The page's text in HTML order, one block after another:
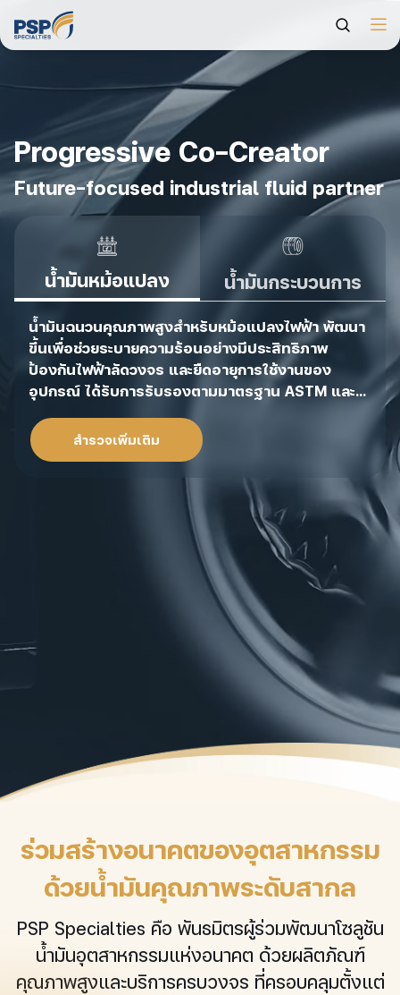
Progressive Co-Creator
Future-focused industrial fluid partner
น้ำมันหม้อแปลง น้ำมันกระบวนการ
น้ำมันฉนวนคุณภาพสูงสำหรับหม้อแปลงไฟฟ้า พัฒนา
ขึ้นเพื่อช่วยระบายความร้อนอย่างมีประสิทธิภาพ
ป้องกันไฟฟ้าลัดวงจร และยืดอายุการใช้งานของ
อุปกรณ์ ได้รับการรับรองตามมาตรฐาน ASTM และ
สำรวจเพิ่มเติม
ร่วมสร้างอนาคตของอุตสาหกรรม
ด้วยน้ำมันคุณภาพระดับสากล
PSP Specialties คือ พันธมิตรผู้ร่วมพัฒนาโซลูชัน
น้ำมันอุตสาหกรรมแห่งอนาคต ด้วยผลิตภัณฑ์
คุณภาพสูงและบริการครบวงจร ที่ครอบคลุมตั้งแต่